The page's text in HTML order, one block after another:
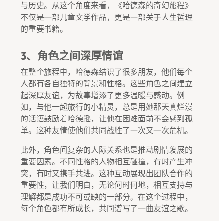
与历史。从这个角度来看，《哈德森的奇幻旅程》
不仅是一部儿童文学作品，更是一部关于人生哲理
的重要书籍。
3、角色之间深厚情谊
在整个旅程中，哈德森结识了很多朋友，他们每个
人都有各自独特的背景和性格。这些角色之间建立
起深厚友谊，为故事增添了更多温暖与感动。例
如，与他一起旅行的小精灵，总是用她那天真烂漫
的话语鼓励着哈德逊，让他在困难面前不会感到孤
单。这种友情使他们共同战胜了一次又一次危机。
此外，角色间复杂的人际关系也是推动剧情发展的
重要因素。不同性格的人物相互碰撞，有时产生冲
突，有时又携手共进。这种互动展现出团队合作的
重要性，让我们明白，无论何时何地，相互支持与
理解都是成功不可或缺的一部分。在这个过程中，
每个角色都有所成长，共同谱写了一曲友谊之歌。